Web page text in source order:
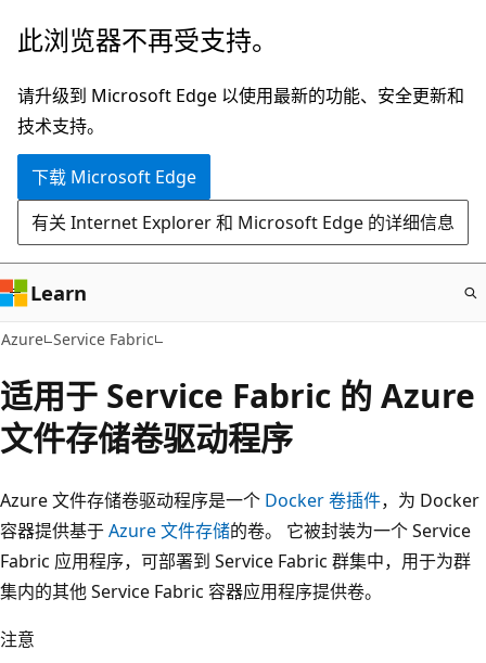
跳
主
要
内
此浏览器不再受支持。
请升级到 Microsoft Edge 以使用最新的功能、安全更新和
技术支持。
下载 Microsoft Edge
有关 Internet Explorer 和 Microsoft Edge 的详细信息
Learn
Azure Service Fabric
适用于 Service Fabric 的 Azure
文件存储卷驱动程序
Azure 文件存储卷驱动程序是一个 Docker 卷插件，为 Docker
容器提供基于Azure 文件存储的卷。 它被封装为一个 Service
Fabric 应用程序，可部署到 Service Fabric 群集中，用于为群
集内的其他 Service Fabric 容器应用程序提供卷。
注意